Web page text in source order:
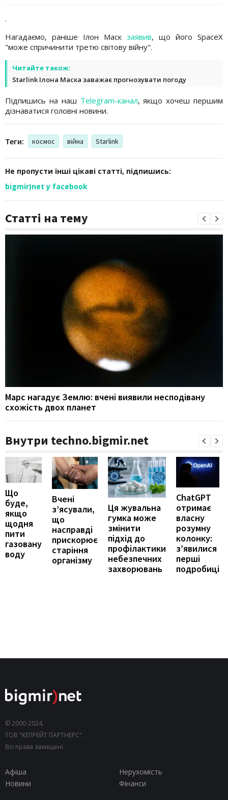
.
Нагадаємо, раніше Ілон Маск заявив, що його SpaceX
"може спричинити третю світову війну".
Читайте також:
Starlink Ілона Маска заважає прогнозувати погоду
Підпишись на наш Telegram-канал, якщо хочеш першим
дізнаватися головні новини.
Теги: космос війна Starlink
Не пропусти інші цікаві статті, підпишись:
bigmir)net у facebook
Статті на тему
Марс нагадує Землю: вчені виявили несподівану
схожість двох планет
Внутри techno.bigmir.net
Що
буде,
якщо
щодня
пити
газовану
воду
Вчені
з’ясували,
що
насправді
прискорює
старіння
організму
Ця жувальна
гумка може
змінити
підхід до
профілактики
небезпечних
захворювань
ChatGPT
отримає
власну
розумну
колонку:
з’явилися
перші
подробиці
© 2000-2024,
ТОВ "КЕПРЕЙТ ПАРТНЕРС".
Всі права захищені.
Афіша
Нерухомість
Новини
Фінанси